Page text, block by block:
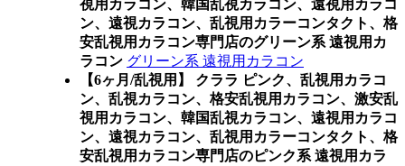
視用カラコン、韓国乱視カラコン、遠視用カラコ
ン、遠視カラコン、乱視用カラーコンタクト、格
安乱視用カラコン専門店のグリーン系 遠視用カ
ラコン グリーン系 遠視用カラコン
【6ヶ月/乱視用】 クララ ピンク、乱視用カラコ
ン、乱視カラコン、格安乱視用カラコン、激安乱
視用カラコン、韓国乱視カラコン、遠視用カラコ
ン、遠視カラコン、乱視用カラーコンタクト、格
安乱視用カラコン専門店のピンク系 遠視用カラ